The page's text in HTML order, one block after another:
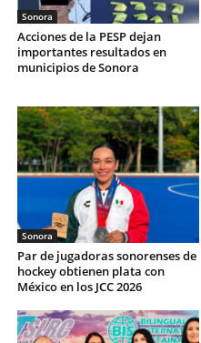
Sonora
Acciones de la PESP dejan
importantes resultados en
municipios de Sonora
Sonora
Par de jugadoras sonorenses de
hockey obtienen plata con
México en los JCC 2026